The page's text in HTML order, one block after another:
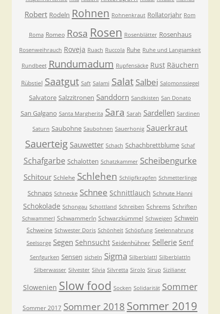
Robert Rodeln Rohnen Rohnenkraut Rollatorjahr Rom
Roma Romeo Rosa Rosen Rosenblätter Rosenhaus
Rosenweihrauch Roveja Ruach Ruccola Ruhe Ruhe und Langsamkeit
Rundbeet Rundumadum Rupfensäcke Rust Räuchern
Rübstiel Saatgut Saft Salami Salat Salbei Salomonssiegel
Salvatore Salzzitronen Sanddorn Sandkisten San Donato
San Galgano Santa Margherita Sara Sarah Sardellen Sardinen
Saturn Saubohne Saubohnen Sauerhonig Sauerkraut
Sauerteig Sauwetter Schach Schachbrettblume Schaf
Schafgarbe Schalotten Schatzkammer Scheibengurke
Schitour Schlehe Schlehen Schlipfkrapfen Schmetterlinge
Schnaps Schnecke Schnee Schnittlauch Schnute Hanni
Schokolade Schongau Schottland Schreiben Schrems Schriften
Schwammerl Schwammerln Schwarzkümmel Schweigen Schwein
Schweine Schwester Doris Schönheit Schöpfung Seelennahrung
Seelsorge Segen Sehnsucht Seidenhühner Sellerie Senf
Senfgurken Sensen sicheln Sigma Silberblattl Silberblattln
Silberwasser Silvester Silvia Silvretta Sirolo Sirup Sizilianer
Slowenien Slow food Socken Solidarität Sommer
Sommer 2017 Sommer 2018 Sommer 2019